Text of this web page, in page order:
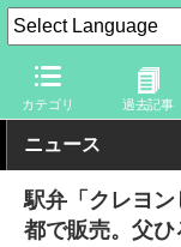
カテゴリ 過去記事
トラベル Watch 旅の
ニュース
駅弁「クレヨ
都で販売。父